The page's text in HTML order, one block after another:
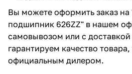
Вы можете оформить заказ на
подшипник 626ZZ" в нашем
самовывозом или с
гарантируем качество
официальным дилером.